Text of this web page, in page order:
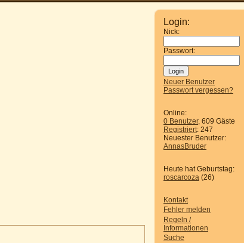
Login:
Nick:
Passwort:
Neuer Benutzer
Passwort vergessen?
Online:
0 Benutzer, 609 Gäste
Registriert: 247
Neuester Benutzer:
AnnasBruder
Heute hat Geburtstag:
roscarcoza (26)
Kontakt
Fehler melden
Regeln /
Informationen
Suche